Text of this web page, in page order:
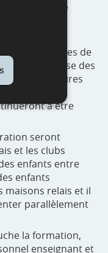
dépistage, de
de
sportives de
qui propose des
scolaires
à
à être
seront
et les clubs
enfants entre
enfants
maisons relais et il
parallèlement
la formation,
enseignant et